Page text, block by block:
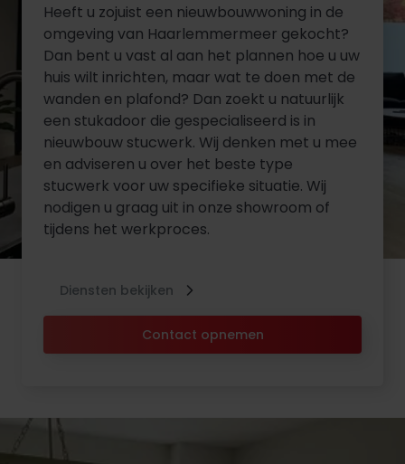
Heeft u zojuist een nieuwbouwwoning in de
omgeving van Haarlemmermeer gekocht?
Dan bent u vast al aan het plannen hoe u uw
huis wilt inrichten, maar wat te doen met de
wanden en plafond? Dan zoekt u natuurlijk
een stukadoor die gespecialiseerd is in
nieuwbouw stucwerk. Wij denken met u mee
en adviseren u over het beste type
stucwerk voor uw specifieke situatie. Wij
nodigen u graag uit in onze showroom of
tijdens het werkproces.
Contact opnemen
Diensten bekijken